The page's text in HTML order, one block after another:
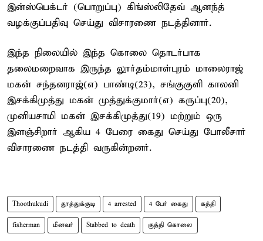
இன்ஸ்பெக்டர் (பொறுப்பு) கிங்ஸ்லிதேவ் ஆனந்த்
வழக்குப்பதிவு செய்து விசாரணை நடத்தினார்.
இந்த நிலையில் இந்த கொலை தொடர்பாக
தலைமறைவாக இருந்த லூர்தம்மாள்புரம் மாலைராஜ்
மகன் சந்தனராஜ்(எ) பாண்டி(23), சங்குகுளி காலனி
இசக்கிமுத்து மகன் முத்துக்குமார்(எ) கருப்பு(20),
முனியசாமி மகன் இசக்கிமுத்து(19) மற்றும் ஒரு
இளஞ்சிறார் ஆகிய 4 பேரை கைது செய்து போலீசார்
விசாரணை நடத்தி வருகின்றனர்.
Thoothukudi தூத்துக்குடி 4 arrested 4 பேர் கைது கத்தி
fisherman மீனவர் Stabbed to death குத்தி கொலை